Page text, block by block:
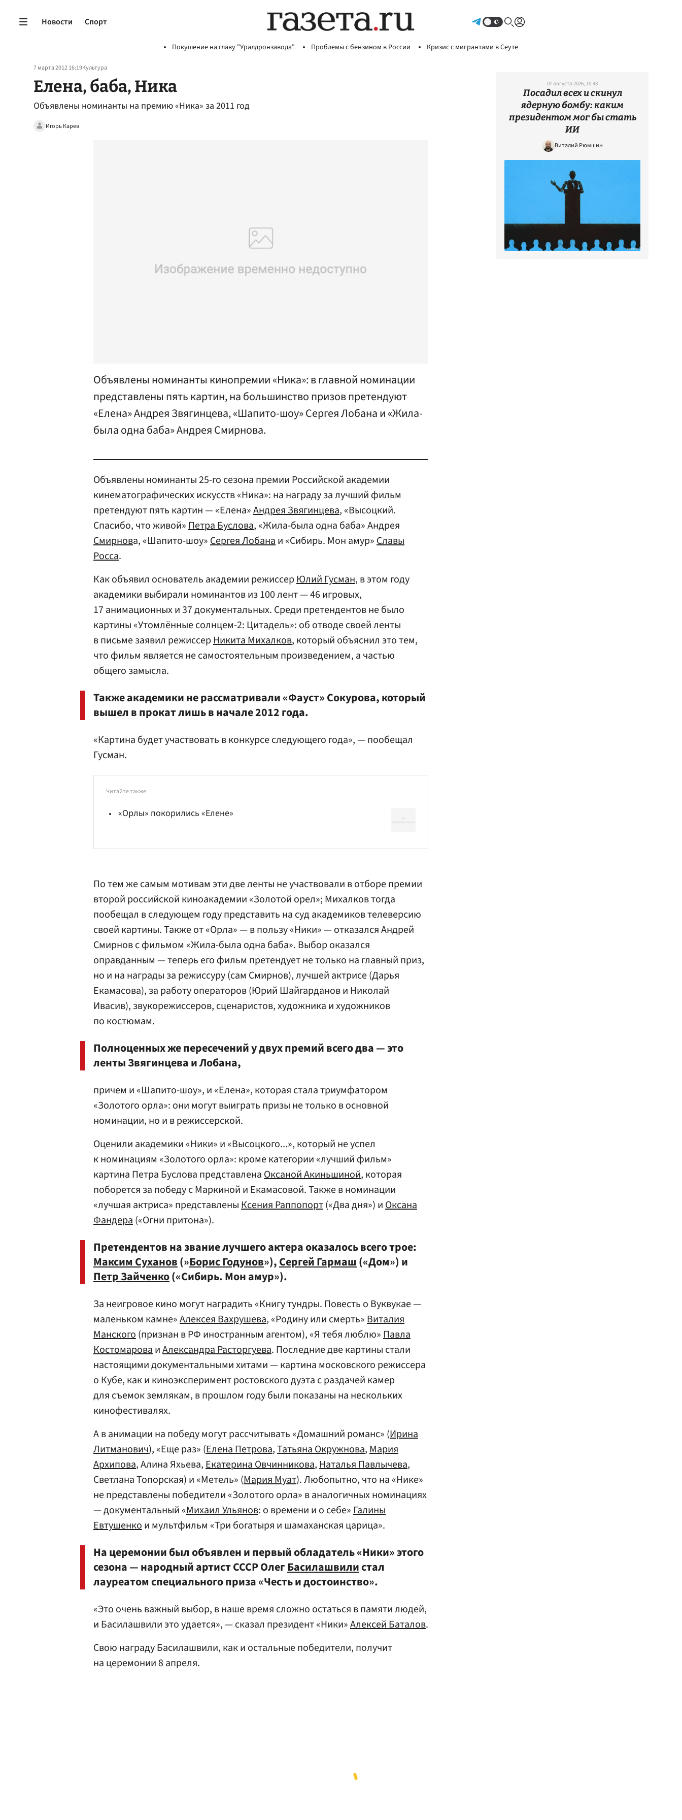
Новости Спорт
Покушение на главу "Уралдронзавода" Проблемы с бензином в России Кризис с мигрантами в Сеуте
7 марта 2012 16:19Культура
Елена, баба, Ника
Объявлены номинанты на премию «Ника» за 2011 год
Игорь Карев
Объявлены номинанты кинопремии «Ника»: в главной номинации
представлены пять картин, на большинство призов претендуют
«Елена» Андрея Звягинцева, «Шапито-шоу» Сергея Лобана и «Жила-
была одна баба» Андрея Смирнова.
Объявлены номинанты 25-го сезона премии Российской академии
кинематографических искусств «Ника»: на награду за лучший фильм
претендуют пять картин — «Елена»Андрея Звягинцева, «Высоцкий.
Спасибо, что живой»Петра Буслова, «Жила-была одна баба» Андрея
Смирнова, «Шапито-шоу»Сергея Лобанаи «Сибирь. Мон амур»Славы
Росса.
Как объявил основатель академии режиссерЮлий Гусман, в этом году
академики выбирали номинантов из 100 лент — 46 игровых,
17 анимационных и 37 документальных. Среди претендентов не было
картины «Утомлённые солнцем-2: Цитадель»: об отводе своей ленты
в письме заявил режиссерНикита Михалков, который объяснил это тем,
что фильм является не самостоятельным произведением, а частью
общего замысла.
Также академики не рассматривали «Фауст» Сокурова, который
вышел в прокат лишь в начале 2012 года.
«Картина будет участвовать в конкурсе следующего года», — пообещал
Гусман.
Читайте также
«Орлы» покорились «Елене»
По тем же самым мотивам эти две ленты не участвовали в отборе премии
второй российской киноакадемии «Золотой орел»; Михалков тогда
пообещал в следующем году представить на суд академиков телеверсию
своей картины. Также от «Орла» — в пользу «Ники» — отказался Андрей
Смирнов с фильмом «Жила-была одна баба». Выбор оказался
оправданным — теперь его фильм претендует не только на главный приз,
но и на награды за режиссуру (сам Смирнов), лучшей актрисе (Дарья
Екамасова), за работу операторов (Юрий Шайгарданов и Николай
Ивасив), звукорежиссеров, сценаристов, художника и художников
по костюмам.
Полноценных же пересечений у двух премий всего два — это
ленты Звягинцева и Лобана,
причем и «Шапито-шоу», и «Елена», которая стала триумфатором
«Золотого орла»: они могут выиграть призы не только в основной
номинации, но и в режиссерской.
Оценили академики «Ники» и «Высоцкого...», который не успел
к номинациям «Золотого орла»: кроме категории «лучший фильм»
картина Петра Буслова представленаОксаной Акиньшиной, которая
поборется за победу с Маркиной и Екамасовой. Также в номинации
«лучшая актриса» представленыКсения Раппопорт(«Два дня») иОксана
Фандера(«Огни притона»).
Претендентов на звание лучшего актера оказалось всего трое:
Максим Суханов(»Борис Годунов»),Сергей Гармаш(«Дом») и
Петр Зайченко(«Сибирь. Мон амур»).
За неигровое кино могут наградить «Книгу тундры. Повесть о Вуквукае —
маленьком камне»Алексея Вахрушева, «Родину или смерть»Виталия
Манского(признан в РФ иностранным агентом), «Я тебя люблю»Павла
КостомароваиАлександра Расторгуева. Последние две картины стали
настоящими документальными хитами — картина московского режиссера
о Кубе, как и киноэксперимент ростовского дуэта с раздачей камер
для съемок землякам, в прошлом году были показаны на нескольких
кинофестивалях.
А в анимации на победу могут рассчитывать «Домашний романс» (Ирина
Литманович), «Еще раз» (Елена Петрова,Татьяна Окружнова,Мария
Архипова, Алина Яхьева,Екатерина Овчинникова,Наталья Павлычева,
Светлана Топорская) и «Метель» (Мария Муат). Любопытно, что на «Нике»
не представлены победители «Золотого орла» в аналогичных номинациях
— документальный «Михаил Ульянов: о времени и о себе»Галины
Евтушенкои мультфильм «Три богатыря и шамаханская царица».
На церемонии был объявлен и первый обладатель «Ники» этого
сезона — народный артист СССР ОлегБасилашвилистал
лауреатом специального приза «Честь и достоинство».
«Это очень важный выбор, в наше время сложно остаться в памяти людей,
и Басилашвили это удается», — сказал президент «Ники»Алексей Баталов.
Свою награду Басилашвили, как и остальные победители, получит
на церемонии 8 апреля.
07 августа 2026, 10:43
Посадил всех и скинул
ядерную бомбу: каким
президентом мог бы стать
ИИ
Виталий Рюмшин